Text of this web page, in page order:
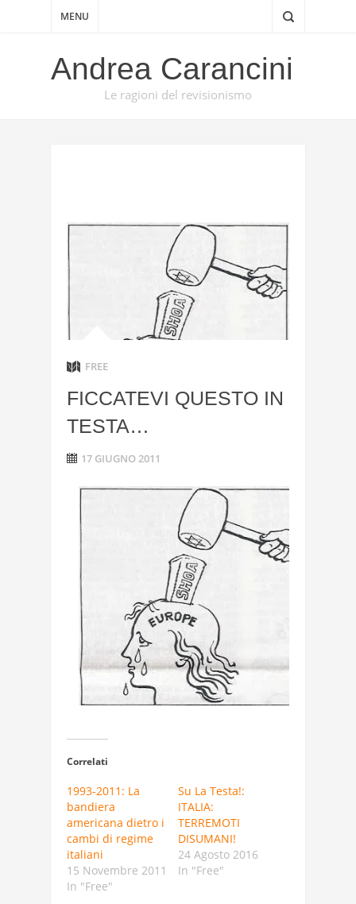
MENU
Andrea Carancini
Le ragioni del revisionismo
FREE
FICCATEVI QUESTO IN
TESTA…
17 GIUGNO 2011
Correlati
1993-2011: La
bandiera
americana dietro i
cambi di regime
italiani
15 Novembre 2011
In "Free"
Su La Testa!:
ITALIA:
TERREMOTI
DISUMANI!
24 Agosto 2016
In "Free"